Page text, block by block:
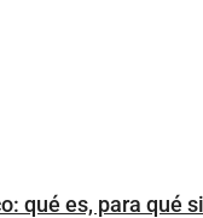
qué es, para qué